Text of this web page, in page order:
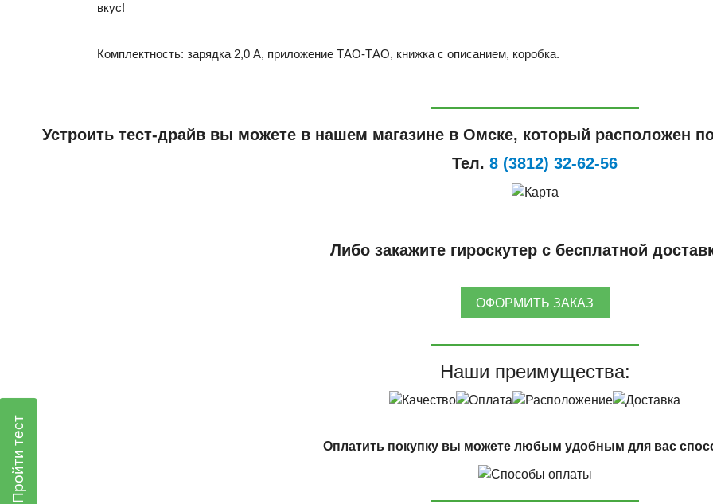
вкус!
Комплектность: зарядка 2,0 А, приложение ТАО-ТАО, книжка с описанием, коробка.
Устроить тест-драйв вы можете в нашем магазине в Омске, который расположен
Тел. 8 (3812) 32-62-56
Либо закажите гироскутер с бесплатной
ОФОРМИТЬ ЗАКАЗ
Наши преимущества:
Оплатить покупку вы можете любым удобным для вас
Пройти тест